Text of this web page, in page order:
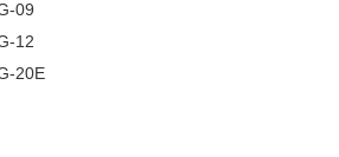
09
12
20E